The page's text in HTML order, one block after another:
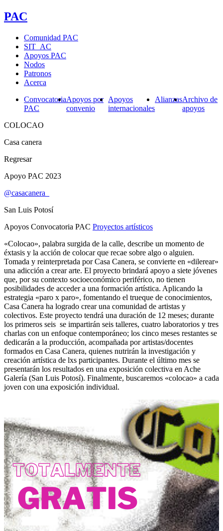
PAC
Comunidad PAC
SIT_AC
Apoyos PAC
Nodos
Patronos
Acerca
Convocatoria
PAC
Apoyos por
convenio
Apoyos
internacionales
AlianzasArchivo de
apoyos
COLOCAO
Casa canera
Regresar
Apoyo PAC 2023
@casacanera_
San Luis Potosí
Apoyos Convocatoria PAC Proyectos artísticos
«Colocao», palabra surgida de la calle, describe un momento de
éxtasis y la acción de colocar que recae sobre algo o alguien.
Tomada y reinterpretada por Casa Canera, se convierte en «dilerear»
una adicción a crear arte. El proyecto brindará apoyo a siete jóvenes
que, por su contexto socioeconómico periférico, no tienen
posibilidades de acceder a una formación artística. Aplicando la
estrategia «paro x paro», fomentando el trueque de conocimientos,
Casa Canera ha logrado crear una comunidad de artistas y
colectivos. Este proyecto tendrá una duración de 12 meses; durante
los primeros seis se impartirán seis talleres, cuatro laboratorios y tres
charlas con un enfoque contemporáneo; los cinco meses restantes se
dedicarán a la producción, acompañada por artistas/docentes
formados en Casa Canera, quienes nutrirán la investigación y
creación artística de lxs participantes. Durante el último mes se
presentarán los resultados en una exposición colectiva en Ache
Galería (San Luis Potosí). Finalmente, buscaremos «colocao» a cada
joven con una exposición individual.